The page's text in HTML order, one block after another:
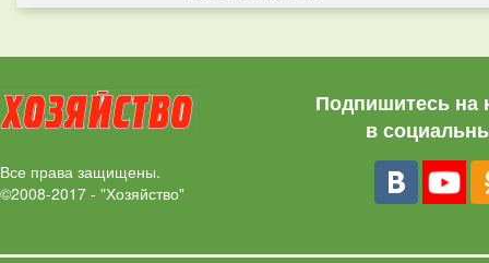
Все права защищены.
©2008-2017 - "Хозяйство"
Подпишитесь на
в